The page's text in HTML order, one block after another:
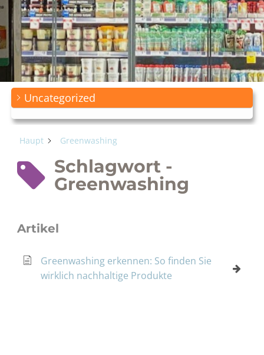
Uncategorized
Haupt Greenwashing
Schlagwort -
Greenwashing
Artikel
Greenwashing erkennen: So finden Sie
wirklich nachhaltige Produkte